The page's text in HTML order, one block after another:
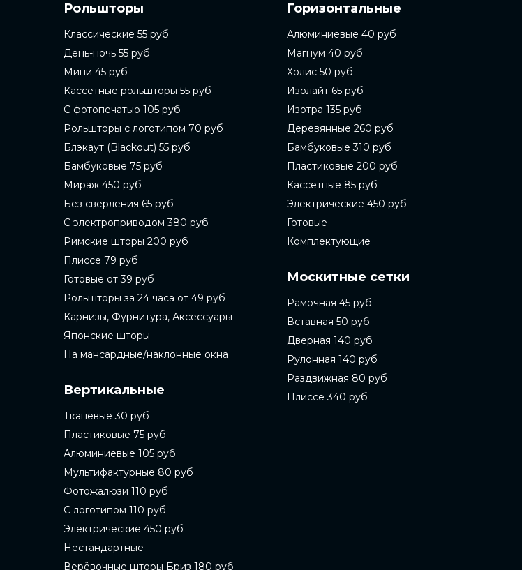
Рольшторы
Классические 55 руб
День-ночь 55 руб
Мини 45 руб
Кассетные рольшторы 55 руб
С фотопечатью 105 руб
Рольшторы с логотипом 70 руб
Блэкаут (Blackout) 55 руб
Бамбуковые 75 руб
Мираж 450 руб
Без сверления 65 руб
С электроприводом 380 руб
Римские шторы 200 руб
Плиссе 79 руб
Готовые от 39 руб
Рольшторы за 24 часа от 49 руб
Карнизы, Фурнитура, Аксессуары
Японские шторы
На мансардные/наклонные окна
Вертикальные
Тканевые 30 руб
Пластиковые 75 руб
Алюминиевые 105 руб
Мультифактурные 80 руб
Фотожалюзи 110 руб
С логотипом 110 руб
Электрические 450 руб
Нестандартные
Верёвочные шторы Бриз 180 руб
Горизонтальные
Алюминиевые 40 руб
Магнум 40 руб
Холис 50 руб
Изолайт 65 руб
Изотра 135 руб
Деревянные 260 руб
Бамбуковые 310 руб
Пластиковые 200 руб
Кассетные 85 руб
Электрические 450 руб
Готовые
Комплектующие
Москитные сетки
Рамочная 45 руб
Вставная 50 руб
Дверная 140 руб
Рулонная 140 руб
Раздвижная 80 руб
Плиссе 340 руб